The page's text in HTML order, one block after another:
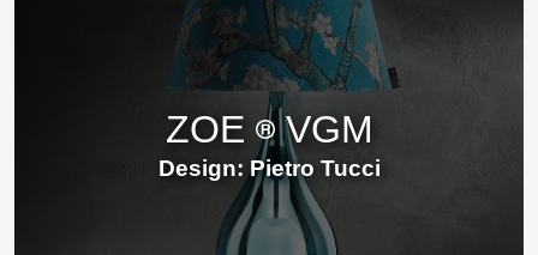
ZOE VGM
Design: Pietro Tucci